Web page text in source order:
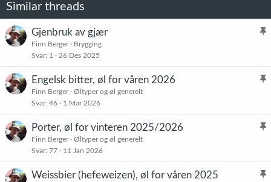
r
Similar threads
K
t
Gjenbruk av gjær
Finn Berger
Brygging
Svar 1 26 Des 2025
K
t
Engelsk bitter, øl for våren 2026
Finn Berger
Øltyper og øl generelt
Svar 46 1 Mar 2026
K
t
Porter, øl for vinteren 2025/2026
Finn Berger
Øltyper og øl generelt
Svar 77 11 Jan 2026
K
Weissbier (hefeweizen), øl for våren 2025